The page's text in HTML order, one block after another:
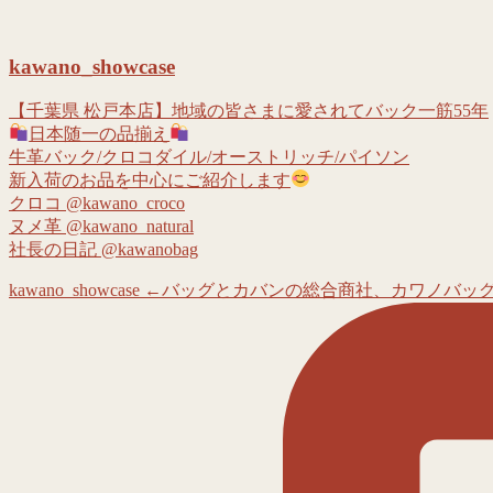
kawano_showcase
【千葉県 松戸本店】地域の皆さまに愛されてバック一筋55年
日本随一の品揃え
牛革バック/クロコダイル/オーストリッチ/パイソン
新入荷のお品を中心にご紹介します
クロコ @kawano_croco
ヌメ革 @kawano_natural
社長の日記 @kawanobag
kawano_showcase ←バッグとカバンの総合商社、カワノバッ